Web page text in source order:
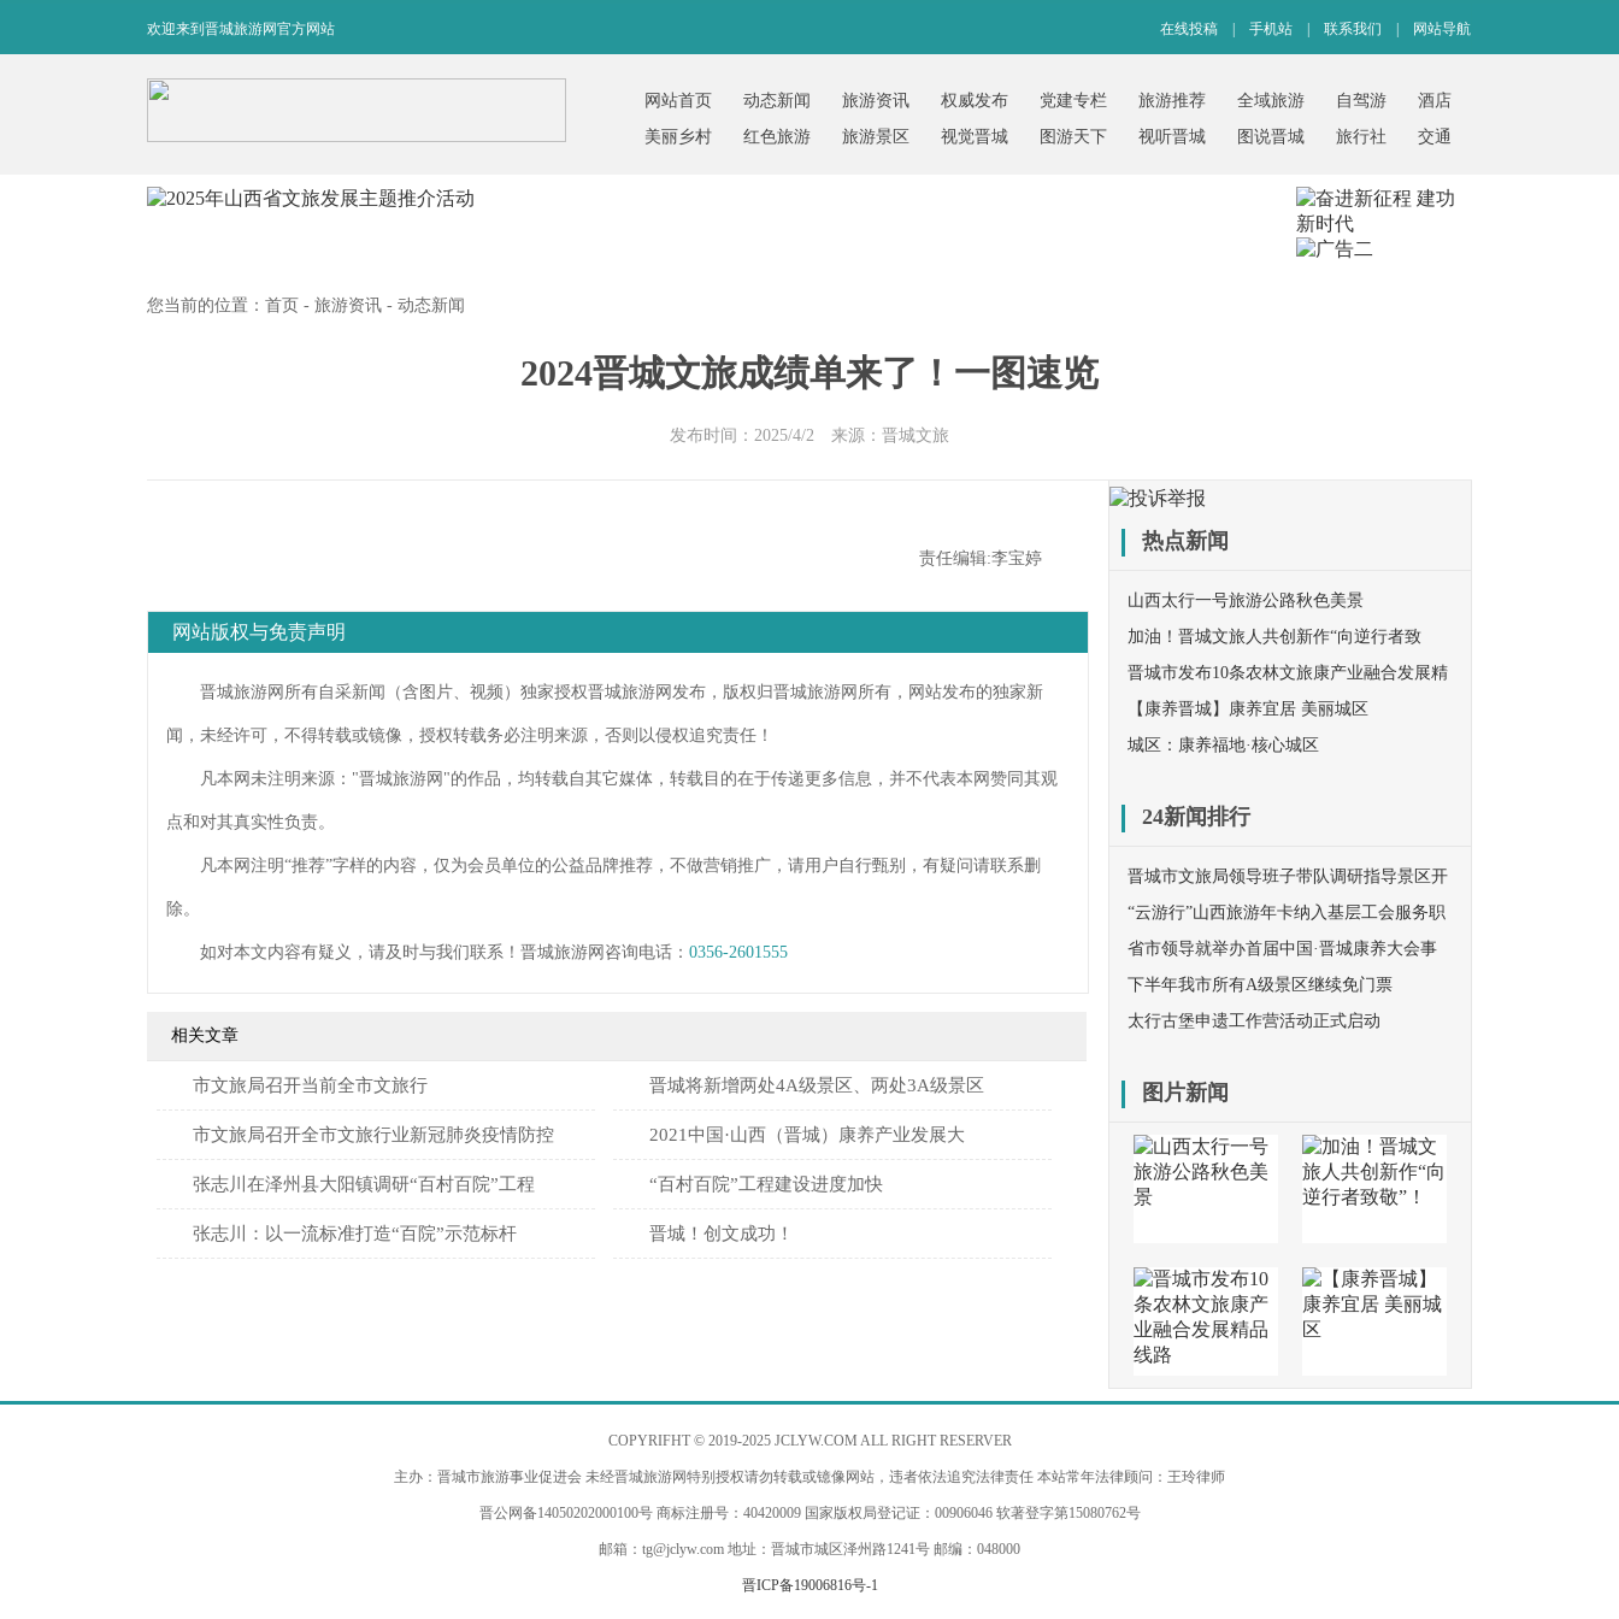
欢迎来到晋城旅游网官方网站 在线投稿 手机站 联系我们 网站导航
网站首页 动态新闻 旅游资讯 权威发布 党建专栏 旅游推荐 全域旅游 自驾游
酒店
美丽乡村
红色旅游 旅游景区 视觉晋城 图游天下 视听晋城 图说晋城 旅行社 交通
您当前的位置： 首页 - 旅游资讯 - 动态新闻
2024晋城文旅成绩单来了！一图速览
发布时间：2025/4/2 来源：晋城文旅
责任编辑:李宝婷
网站版权与免责声明
晋城旅游网所有自采新闻（含图片、视频）独家授权晋城旅游网发布，版权归晋城旅游网所有，网站发布的独家新
闻，未经许可，不得转载或镜像，授权转载务必注明来源，否则以侵权追究责任！
凡本网未注明来源："晋城旅游网"的作品，均转载自其它媒体，转载目的在于传递更多信息，并不代表本网赞同其观
点和对其真实性负责。
凡本网注明“推荐”字样的内容，仅为会员单位的公益品牌推荐，不做营销推广，请用户自行甄别，有疑问请联系删
除。
如对本文内容有疑义，请及时与我们联系！晋城旅游网咨询电话： 0356-2601555
相关文章
​市文旅局召开当前全市文旅行 晋城将新增两处4A级景区、两处3A级景区
市文旅局召开全市文旅行业新冠肺炎疫情防控 2021中国·山西（晋城）康养产业发展大
张志川在泽州县大阳镇调研“百村百院”工程 “百村百院”工程建设进度加快
张志川：以一流标准打造“百院”示范标杆 晋城！创文成功！
热点新闻
山西太行一号旅游公路秋色美景
加油！晋城文旅人共创新作“向逆行者致
敬”！
晋城市发布10条农林文旅康产业融合发展精
品线路
【康养晋城】康养宜居 美丽城区
城区：康养福地·核心城区
24新闻排行
晋城市文旅局领导班子带队调研指导景区开
放工作
“云游行”山西旅游年卡纳入基层工会服务职
工范围
省市领导就举办首届中国·晋城康养大会事
宜赴京与民革中央对接
下半年我市所有A级景区继续免门票
太行古堡申遗工作营活动正式启动
图片新闻
COPYRIFHT © 2019-2025 JCLYW.COM ALL RIGHT RESERVER
主办：晋城市旅游事业促进会 未经晋城旅游网特别授权请勿转载或镱像网站，违者依法追究法律责任 本站常年法律顾问：王玲律师
晋公网备14050202000100号 商标注册号：40420009 国家版权局登记证：00906046 软著登字第15080762号
邮箱：tg@jclyw.com 地址：晋城市城区泽州路1241号 邮编：048000
晋ICP备19006816号-1